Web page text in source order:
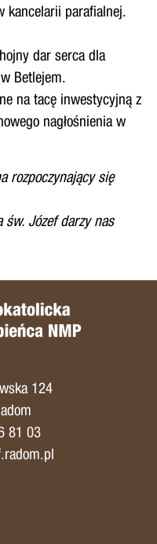
kancelarii parafialnej.
dar serca dla
Betlejem.
na tacę inwestycyjną z
nagłośnienia w
rozpoczynający się
św. Józef darzy nas
124
81 03